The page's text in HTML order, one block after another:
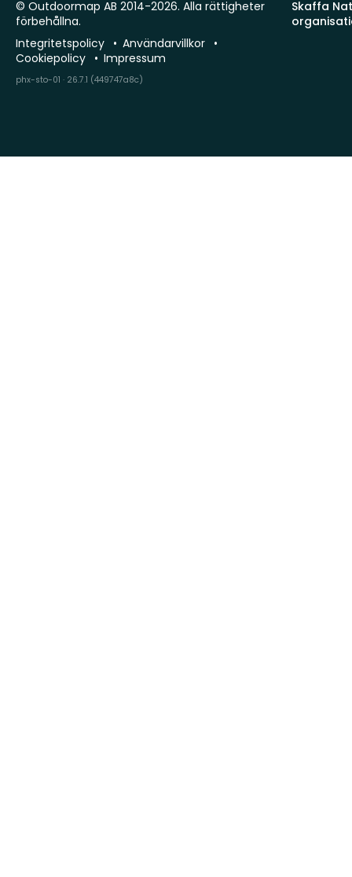
Skaffa
© Outdoormap AB 2014-2026. Alla rättigheter
förbehållna.
Integritetspolicy
Användarvillkor
Cookiepolicy
Impressum
phx-sto-01 · 26.7.1 (449747a8c)